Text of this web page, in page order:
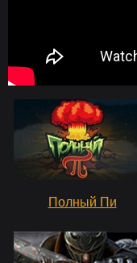
Полный Пи